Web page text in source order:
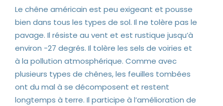
Le chêne américain est peu exigeant et pousse
bien dans tous les types de sol. Il ne tolère pas le
pavage. Il résiste au vent et est rustique jusqu’à
environ -27 degrés. Il tolère les sels de voiries et
à la pollution atmosphérique. Comme avec
plusieurs types de chênes, les feuilles tombées
ont du mal à se décomposent et restent
longtemps à terre. Il participe à l’amélioration de